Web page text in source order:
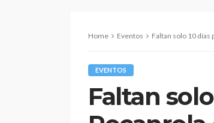
Home Eventos Faltan solo 10 días
EVENTOS
Faltan